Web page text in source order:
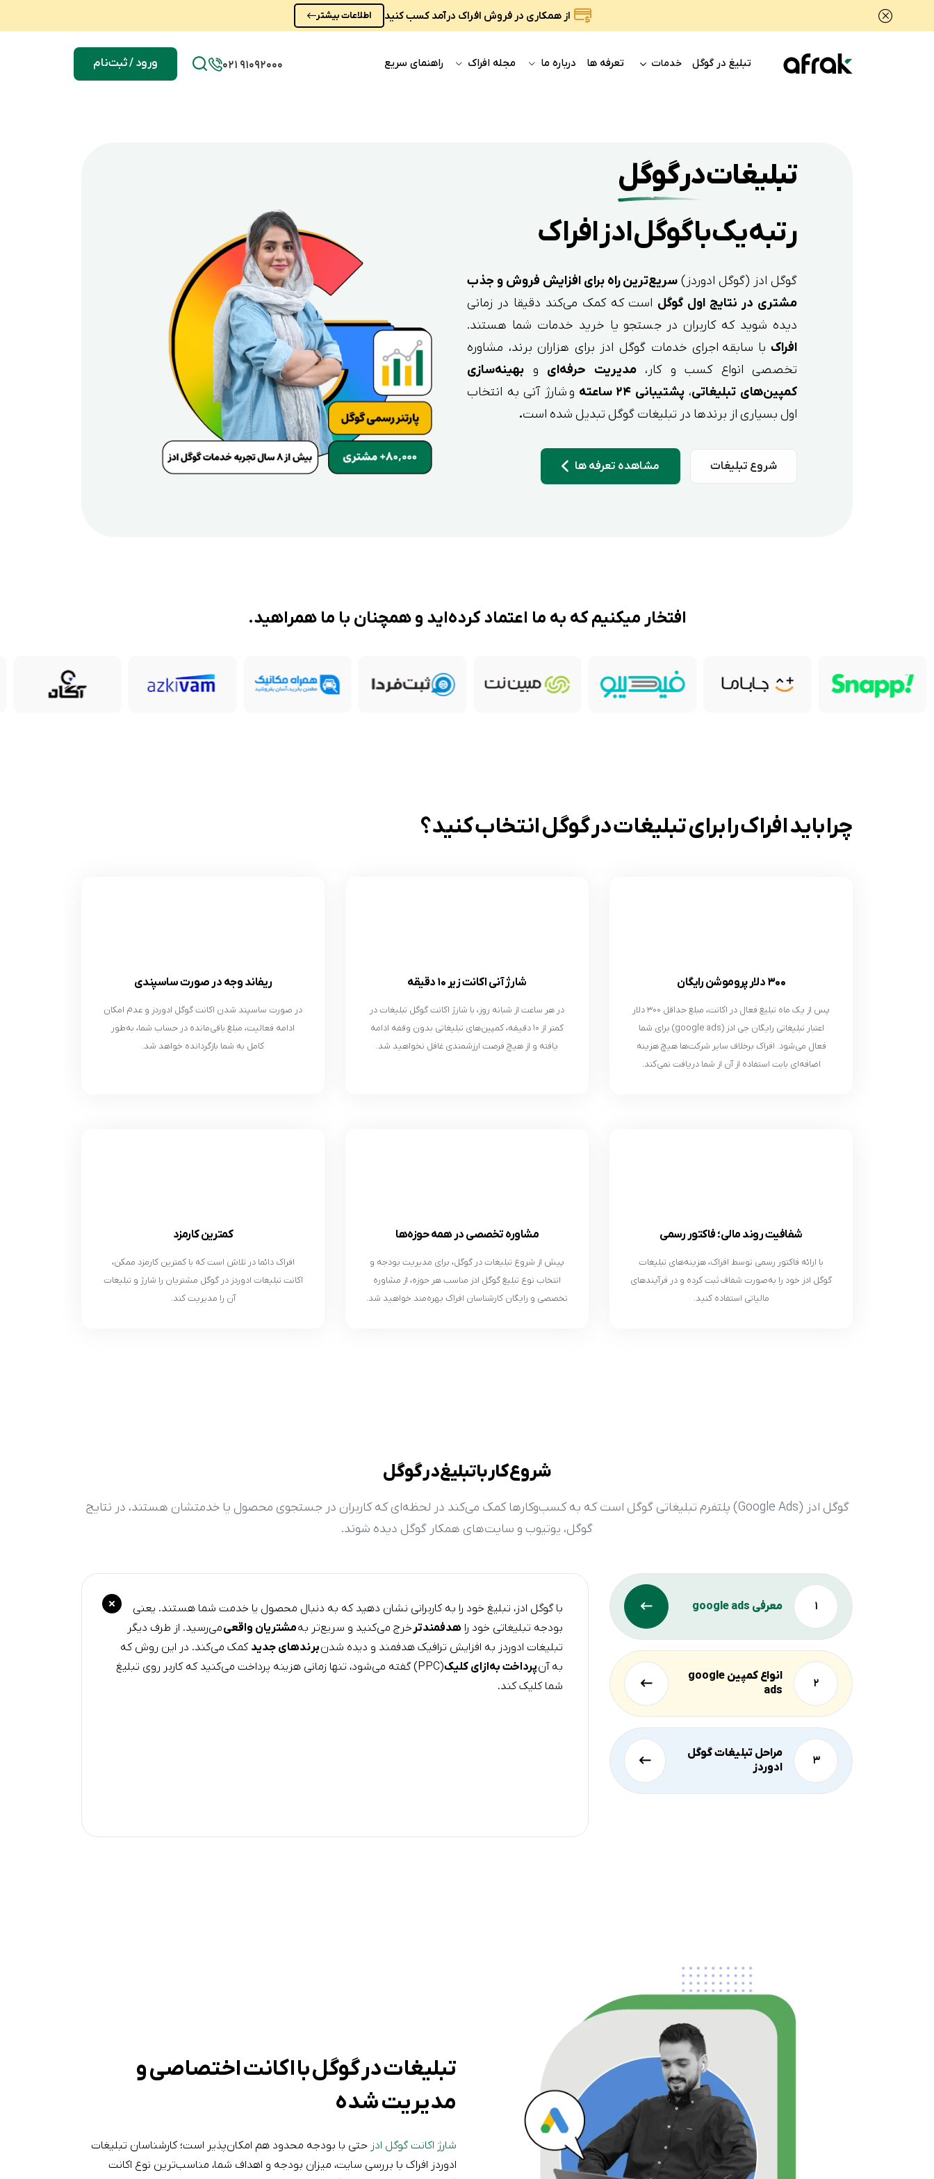
از همکاری در فروش افراک درآمد کسب کنید اطلاعات بیشتر
تبلیغ در گوگل خدمات تعرفه ها درباره ما مجله افراک راهنمای سریع 021 91092000 ورود / ثبت‌نام
تبلیغات در گوگل
رتبه یک با گوگل ادز افراک
گوگل ادز (گوگل ادوردز) سریع‌ترین راه برای افزایش فروش و جذب
مشتری در نتایج اول گوگل است که کمک می‌کند دقیقا در زمانی
دیده شوید که کاربران در جستجو یا خرید خدمات شما هستند.
افراک با سابقه اجرای خدمات گوگل ادز برای هزاران برند، مشاوره
تخصصی انواع کسب و کار،مدیریت حرفه‌ای و بهینه‌سازی
کمپین‌های تبلیغاتی،پشتیبانی ۲۴ ساعته
و شارژ آنی به انتخاب
اول بسیاری از برندها در تبلیغات گوگل تبدیل شده است.
شروع تبلیغات مشاهده تعرفه ها
افتخار میکنیم که به ما اعتماد کرده‌اید و همچنان با ما همراهید.
چرا باید افراک را برای تبلیغات در گوگل انتخاب کنید؟
۳۰۰ دلار پروموشن رایگان
پس از یک ماه تبلیغ فعال در اکانت، مبلغ حداقل ۳۰۰ دلار
اعتبار تبلیغاتی رایگان جی ادز (google ads) برای شما
فعال می‌شود. افراک برخلاف سایر شرکت‌ها هیچ هزینه‌
اضافه‌ای بابت استفاده از آن از شما دریافت نمی‌کند.
شارژ آنی اکانت زیر ۱۰ دقیقه
در هر ساعت از شبانه روز، با شارژ اکانت گوگل تبلیغات در
کمتر از ۱۰ دقیقه، کمپین‌های تبلیغاتی بدون وقفه ادامه
یافته و از هیچ فرصت ارزشمندی غافل نخواهید شد.
ریفاند وجه در صورت ساسپندی
در صورت ساسپند شدن اکانت گوگل ادوردز و عدم امکان
ادامه فعالیت، مبلغ باقی‌مانده در حساب شما، به‌طور
کامل به شما بازگردانده خواهد شد.
شفافیت روند مالی؛ فاکتور رسمی
با ارائه فاکتور رسمی توسط افراک، هزینه‌های تبلیغات
گوگل ادز خود را به‌صورت شفاف ثبت کرده و در فرآیندهای
مالیاتی استفاده کنید.
مشاوره تخصصی در همه حوزه‌ها
پیش از شروع تبلیغات در گوگل، برای مدیریت بودجه و
انتخاب نوع تبلیغ گوگل ادز مناسب هر حوزه، از مشاوره
تخصصی و رایگان کارشناسان افراک بهره‌مند خواهید شد.
کمترین کارمزد
افراک دائما در تلاش است که با کمترین کارمزد ممکن،
اکانت تبلیغات ادوردز در گوگل مشتریان را شارژ و تبلیغات
آن را مدیریت کند.
شروع کار با تبلیغ در گوگل
گوگل ادز (Google Ads) پلتفرم تبلیغاتی گوگل است که به کسب‌وکارها کمک می‌کند در لحظه‌ای که کاربران در جستجوی محصول یا خدمتشان هستند، در نتایج
گوگل، یوتیوب و سایت‌های همکار گوگل دیده شوند.
معرفی google ads
انواع کمپین google
ads
مراحل تبلیغات گوگل
ادوردز
با گوگل ادز، تبلیغ خود را به کاربرانی نشان دهید که به دنبال محصول یا خدمت شما هستند. یعنی
بودجه تبلیغاتی خود را هدفمندترخرج می‌کنید و سریع‌تر بهمشتریان واقعیمی‌رسید. از طرف دیگر
تبلیغات ادوردز به افزایش ترافیک هدفمند و دیده شدنبرندهای جدید کمک می‌کند. در این روش که
به آنپرداخت به‌ازای کلیک
(PPC) گفته می‌شود، تنها زمانی هزینه پرداخت می‌کنید که کاربر روی تبلیغ
شما کلیک کند.
تبلیغات در گوگل با اکانت اختصاصی و
مدیریت شده
شارژ اکانت گوگل ادز حتی با بودجه محدود هم امکان‌پذیر است؛ کارشناسان تبلیغات
ادوردز افراک با بررسی سایت، میزان بودجه‌ و اهداف شما، مناسب‌ترین نوع اکانت